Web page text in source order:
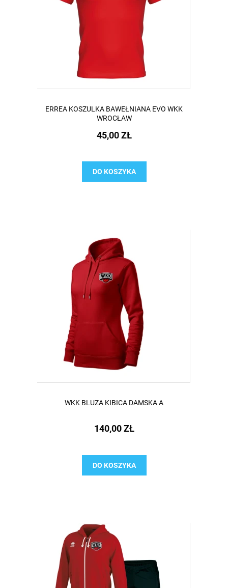
ERREA KOSZULKA BAWEŁNIANA EVO WKK
WROCŁAW
45,00 ZŁ
DO KOSZYKA
WKK BLUZA KIBICA DAMSKA A
140,00 ZŁ
DO KOSZYKA